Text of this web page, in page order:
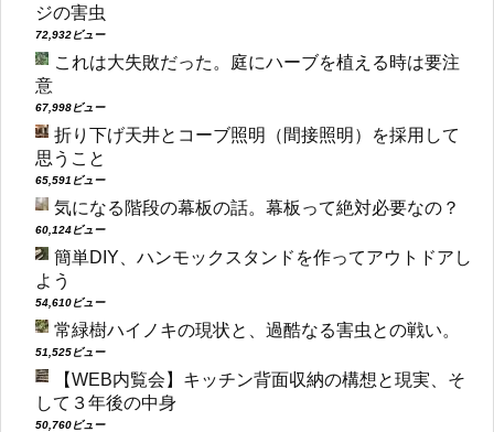
ジの害虫
72,932ビュー
これは大失敗だった。庭にハーブを植える時は要注
意
67,998ビュー
折り下げ天井とコーブ照明（間接照明）を採用して
思うこと
65,591ビュー
気になる階段の幕板の話。幕板って絶対必要なの？
60,124ビュー
簡単DIY、ハンモックスタンドを作ってアウトドアし
よう
54,610ビュー
常緑樹ハイノキの現状と、過酷なる害虫との戦い。
51,525ビュー
【WEB内覧会】キッチン背面収納の構想と現実、そ
して３年後の中身
50,760ビュー